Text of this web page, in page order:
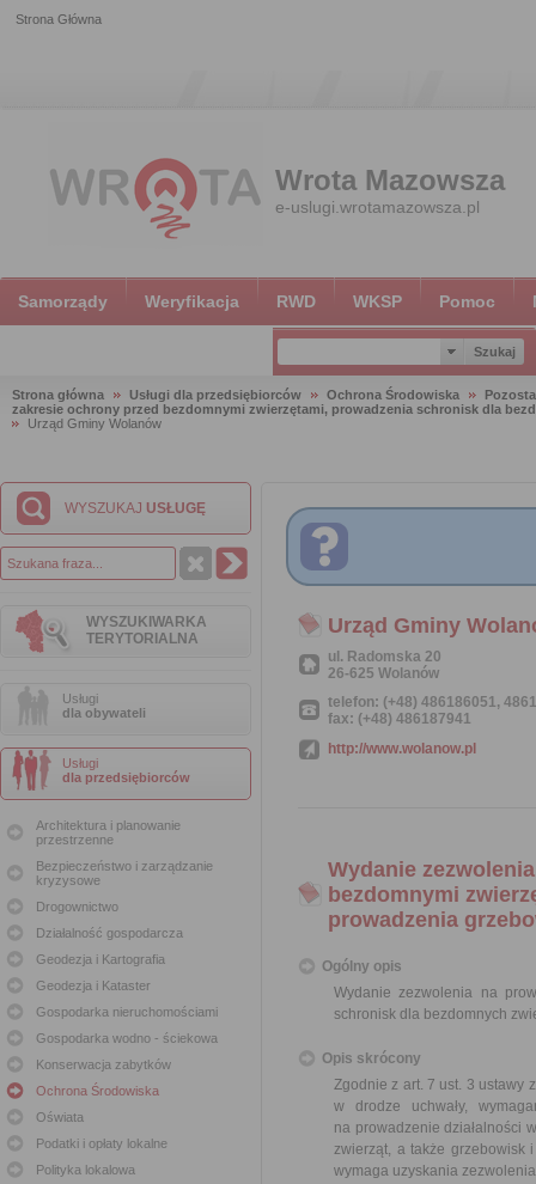
Strona Główna
Wrota Mazowsza
e-uslugi.wrotamazowsza.pl
Samorządy Weryfikacja RWD WKSP Pomoc
Strona główna Usługi dla przedsiębiorców Ochrona Środowiska
zakresie ochrony przed bezdomnymi zwierzętami, prowadzenia schronisk dla
Urząd Gminy Wolanów
WYSZUKAJ USŁUGĘ
WYSZUKIWARKA
TERYTORIALNA
Usługi
dla obywateli
Usługi
dla przedsiębiorców
Architektura i planowanie
przestrzenne
Bezpieczeństwo i zarządzanie
kryzysowe
Drogownictwo
Działalność gospodarcza
Geodezja i Kartografia
Geodezja i Kataster
Gospodarka nieruchomościami
Gospodarka wodno - ściekowa
Konserwacja zabytków
Ochrona Środowiska
Oświata
Podatki i opłaty lokalne
Polityka lokalowa
Urząd Gminy
ul. Radomska 20
26-625 Wolanów
telefon: (+48) 486186051,
fax: (+48) 486187941
http://www.wolanow.pl
Wydanie
bezdomnymi
prowadzenia
Ogólny opis
Wydanie zezwolenia na
schronisk dla bezdomnych
Opis skrócony
Zgodnie z art. 7 ust. 3 ustawy
w drodze uchwały,
na prowadzenie działalności
zwierząt, a także grzebowisk
wymaga uzyskania